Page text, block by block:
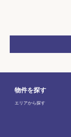
物件を探す
エリアから探す